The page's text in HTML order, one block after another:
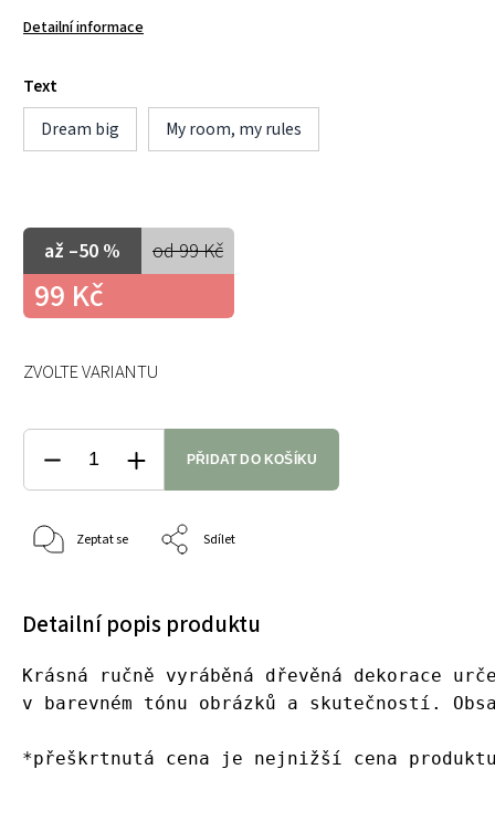
Detailní informace
Text
Dream big
My room, my rules
od 99 Kč
až –50 %
99 Kč
ZVOLTE VARIANTU
PŘIDAT DO KOŠÍKU
Zeptat se Sdílet
Detailní popis produktu
Krásná ručně vyráběná dřevěná dekorace
v barevném tónu obrázků a skutečností.
*přeškrtnutá cena je nejnižší cena